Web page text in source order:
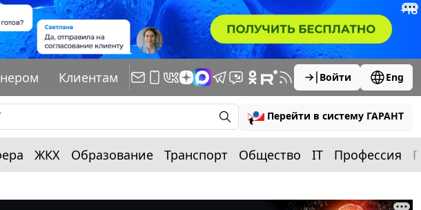
Клиентам Войти Eng
Перейти в систему ГАРАНТ
ЖКХ Образование Транспорт Общество IT Профессия